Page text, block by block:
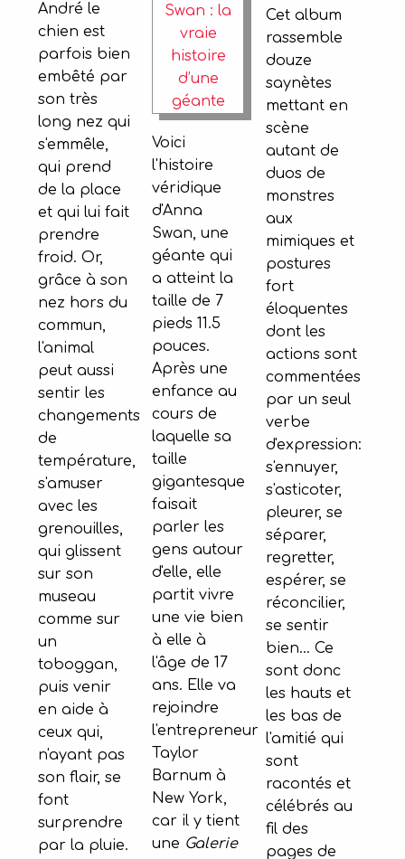
André le
chien est
parfois bien
embêté par
son très
long nez qui
s'emmêle,
qui prend
de la place
et qui lui fait
prendre
froid. Or,
grâce à son
nez hors du
commun,
l'animal
peut aussi
sentir les
changements
de
température,
s'amuser
avec les
grenouilles,
qui glissent
sur son
museau
comme sur
un
toboggan,
puis venir
en aide à
ceux qui,
n'ayant pas
son flair, se
font
surprendre
par la pluie.
Voici
l'histoire
véridique
d'Anna
Swan, une
géante qui
a atteint la
taille de 7
pieds 11.5
pouces.
Après une
enfance au
cours de
laquelle sa
taille
gigantesque
faisait
parler les
gens autour
d'elle, elle
partit vivre
une vie bien
à elle à
l'âge de 17
ans. Elle va
rejoindre
l'entrepreneur
Taylor
Barnum à
New York,
car il y tient
une Galerie
Cet album
rassemble
douze
saynètes
mettant en
scène
autant de
duos de
monstres
aux
mimiques et
postures
fort
éloquentes
dont les
actions sont
commentées
par un seul
verbe
d'expression:
s'ennuyer,
s'asticoter,
pleurer, se
séparer,
regretter,
espérer, se
réconcilier,
se sentir
bien... Ce
sont donc
les hauts et
les bas de
l'amitié qui
sont
racontés et
célébrés au
fil des
pages de